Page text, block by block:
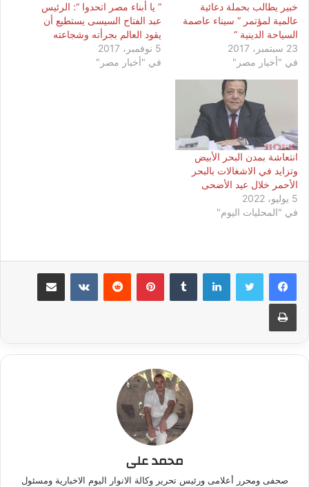
خبير يطالب بحملة دعائية
عالمية لمؤتمر ” سيناء عاصمة
السياحة الدينية “
23 سبتمبر، 2017
في "أخبار مصر"
” يا أبناء مصر اتحدوا “: الرئيس
عبد الفتاح السيسى يستطيع أن
يقود العالم بجرأته وشجاعته
5 نوفمبر، 2017
في "أخبار مصر"
انتعاشة بمدن البحر الأبيض
وتزايد في الاشغالات بالبحر
الأحمر خلال عيد الأضحى
5 يوليو، 2022
في "المحليات اليوم"
لينكدإن بينتيريست مشاركة عبر البريد
طباعة
محمد على
صحفى ومحرر أعلامى ورئيس تحرير وكالة الانوار اليوم الاخبارية ومسئول